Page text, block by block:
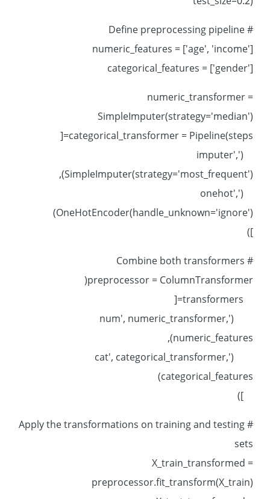
# Define preprocessing pipeline
numeric_features = ['age', 'income']
categorical_features = ['gender']
numeric_transformer =
SimpleImputer(strategy='median')
categorical_transformer = Pipeline(steps=[
('imputer',
SimpleImputer(strategy='most_frequent')),
('onehot',
OneHotEncoder(handle_unknown='ignore'))
])
# Combine both transformers
preprocessor = ColumnTransformer(
('num', numeric_transformer,
numeric_features),
('cat', categorical_transformer,
categorical_features)
])
# Apply the transformations on training and testing
sets
X_train_transformed =
preprocessor.fit_transform(X_train)